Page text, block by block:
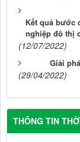
Kết quả bước
nghiệp đô thị
(12/07/2022)
Giải
(29/04/2022)
THÔNG TIN